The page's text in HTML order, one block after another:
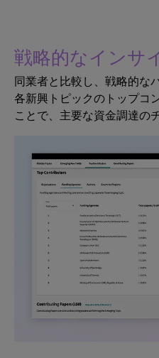
戦略的なインサ
同業者と比較し、戦略的な
各新興トピックのトップコ
ことで、主要な資金調達の